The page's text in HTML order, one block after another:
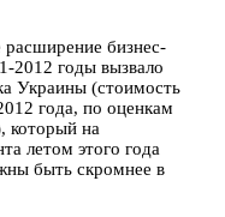
расширение бизнес-
2012 годы вызвало
Украины (стоимость
года, по оценкам
который на
летом этого года
быть скромнее в